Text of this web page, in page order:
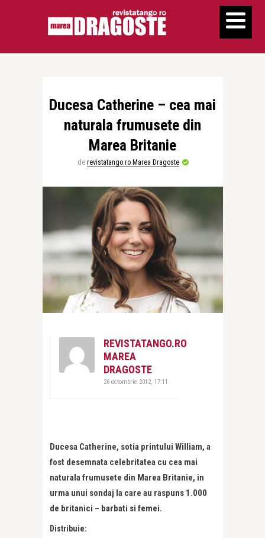
Ducesa Catherine – cea mai
naturala frumusete din
Marea Britanie
de revistatango.ro Marea Dragoste
REVISTATANGO.RO
MAREA
DRAGOSTE
26 octombrie 2012, 17:11
Ducesa Catherine, sotia printului William, a
fost desemnata celebritatea cu cea mai
naturala frumusete din Marea Britanie, in
urma unui sondaj la care au raspuns 1.000
de britanici – barbati si femei.
Distribuie: